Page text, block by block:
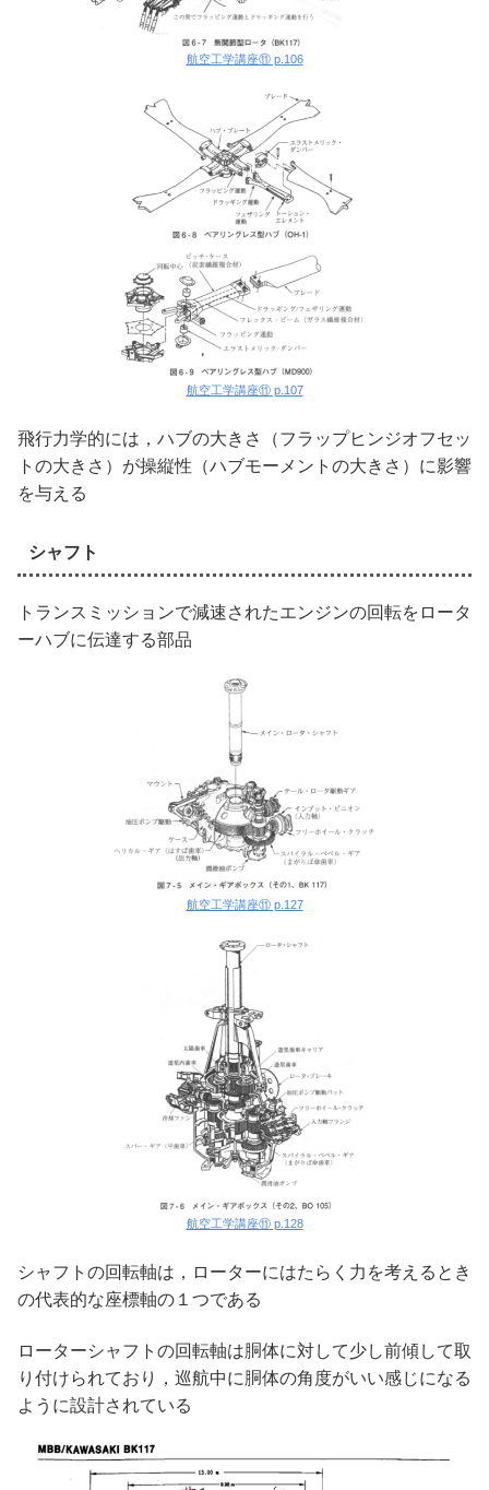
航空工学講座⑪ p.106
航空工学講座⑪ p.107
飛行力学的には，ハブの大きさ（フラップヒンジオフセッ
トの大きさ）が操縦性（ハブモーメントの大きさ）に影響
を与える
シャフト
トランスミッションで減速されたエンジンの回転をロータ
ーハブに伝達する部品
航空工学講座⑪ p.127
航空工学講座⑪ p.128
シャフトの回転軸は，ローターにはたらく力を考えるとき
の代表的な座標軸の１つである
ローターシャフトの回転軸は胴体に対して少し前傾して取
り付けられており，巡航中に胴体の角度がいい感じになる
ように設計されている